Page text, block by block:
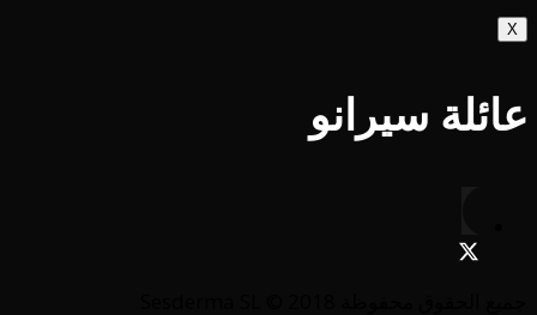
X
عائلة سيرانو